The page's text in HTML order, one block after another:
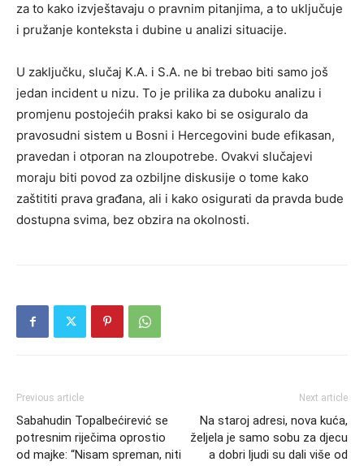
za to kako izvještavaju o pravnim pitanjima, a to uključuje
i pružanje konteksta i dubine u analizi situacije.
U zaključku, slučaj K.A. i S.A. ne bi trebao biti samo još
jedan incident u nizu. To je prilika za duboku analizu i
promjenu postojećih praksi kako bi se osiguralo da
pravosudni sistem u Bosni i Hercegovini bude efikasan,
pravedan i otporan na zloupotrebe. Ovakvi slučajevi
moraju biti povod za ozbiljne diskusije o tome kako
zaštititi prava građana, ali i kako osigurati da pravda bude
dostupna svima, bez obzira na okolnosti.
Previous article
Sabahudin Topalbećirević se
potresnim riječima oprostio
od majke: “Nisam spreman, niti
Next article
Na staroj adresi, nova kuća,
željela je samo sobu za djecu
a dobri ljudi su dali više od